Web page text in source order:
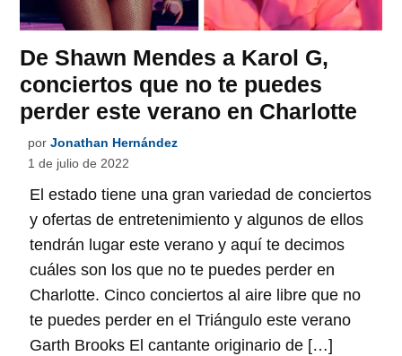
De Shawn Mendes a Karol G,
conciertos que no te puedes
perder este verano en Charlotte
por Jonathan Hernández
1 de julio de 2022
El estado tiene una gran variedad de conciertos
y ofertas de entretenimiento y algunos de ellos
tendrán lugar este verano y aquí te decimos
cuáles son los que no te puedes perder en
Charlotte. Cinco conciertos al aire libre que no
te puedes perder en el Triángulo este verano
Garth Brooks El cantante originario de […]